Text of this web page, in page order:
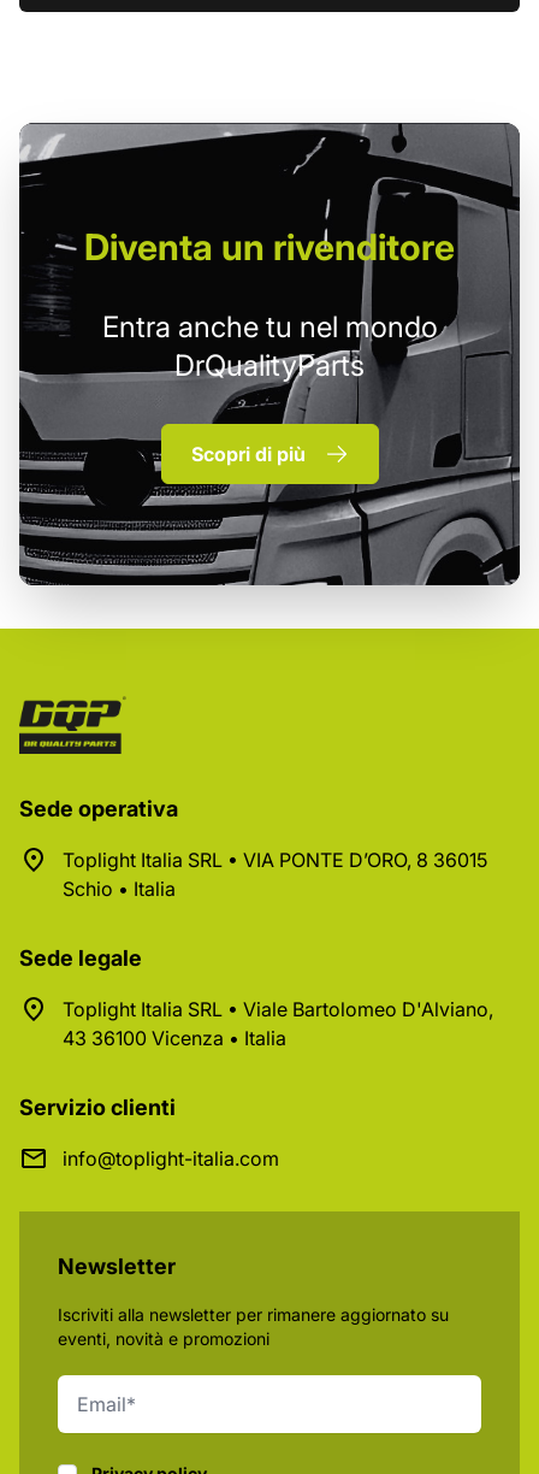
Diventa un rivenditore
Entra anche tu nel mondo
DrQualityParts
Scopri di più
Sede operativa
Toplight Italia SRL • VIA PONTE D’ORO, 8 36015
Schio • Italia
Sede legale
Toplight Italia SRL • Viale Bartolomeo D'Alviano,
43 36100 Vicenza • Italia
Servizio clienti
info@toplight-italia.com
Newsletter
Iscriviti alla newsletter per rimanere aggiornato su
eventi, novità e promozioni